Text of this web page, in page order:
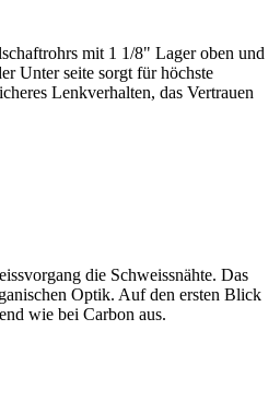
mit 1 1/8" Lager oben und
Unter seite sorgt für höchste
Lenkverhalten, das Vertrauen
die Schweissnähte. Das
Optik. Auf den ersten Blick
wie bei Carbon aus.